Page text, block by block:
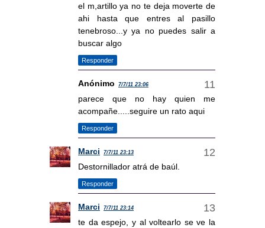
el m,artillo ya no te deja moverte de
ahi hasta que entres al pasillo
tenebroso...y ya no puedes salir a
buscar algo
Responder
Anónimo 7/7/11 23:06
parece que no hay quien me
acompañe.....seguire un rato aqui
Responder
Marci 7/7/11 23:13
Destornillador atrá de baúl.
Responder
Marci 7/7/11 23:14
te da espejo, y al voltearlo se ve la